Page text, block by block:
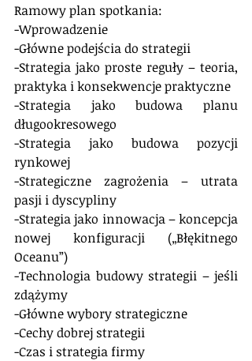
Ramowy plan spotkania:
-Wprowadzenie
-Główne podejścia do strategii
-Strategia jako proste reguły – teoria,
praktyka i konsekwencje praktyczne
-Strategia jako budowa planu
długookresowego
-Strategia jako budowa pozycji
rynkowej
-Strategiczne zagrożenia – utrata
pasji i dyscypliny
-Strategia jako innowacja – koncepcja
nowej konfiguracji („Błękitnego
Oceanu”)
-Technologia budowy strategii – jeśli
zdążymy
-Główne wybory strategiczne
-Cechy dobrej strategii
-Czas i strategia firmy